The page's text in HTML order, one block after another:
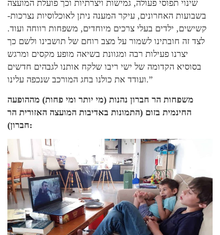
שינוי תפוסי פעולה, גמישות ויצרתיות וכך פועלת המועצה
בשבועות האחרונים, עיקר המענה ניתן לאוכלוסיות נצרכות-
קשישים, ילדים בעלי צרכים מיוחדים, משפחות רווחה ועוד.
לצד זה חובתינו לשמור על מצב רוחם של תושבינו ולשם כך
יצרנו פעילות רבה ומגוונת בשיאה מופע מקסים ומרגש
בסוסיא הקדומה של ישי ריבו שלקח אותנו לגבהים חדשים
ועודד את כולנו בחג המורכב שנכפה עלינו.”
משפחות הר חברון נהנות (מי יותר ומי פחות) מההופעה
החינמית בזום (התמונות באדיבות המועצה האזורית הר
חברון):